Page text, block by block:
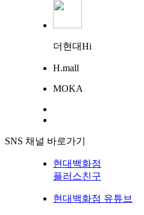
더현대Hi
H.mall
MOKA
SNS 채널 바로가기
현대백화점
플러스친구
현대백화점 유튜브